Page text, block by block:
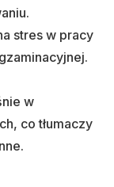
stres w pracy
w
co tłumaczy